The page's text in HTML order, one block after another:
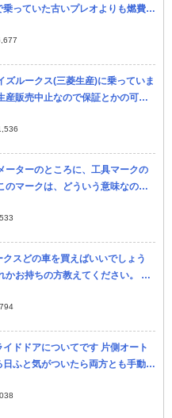
っていた古いプレオよりも燃費が
燃費の悪さに困っています。 カ
ルークス(三菱生産)に乗っていま
産販売中止なので保証とかの可能
ーターのところに、工具マークの
のマークは、どういう意味なので
す。 nissan デイズルー クス
スどの車を買えばいいでしょう
かお持ちの方教えてください。 現
すが増車を考えています。 家族構
ドドアについてです 片側オート
ふと気がついたら両方とも手動に
ろにボタン、運転席のペットボ